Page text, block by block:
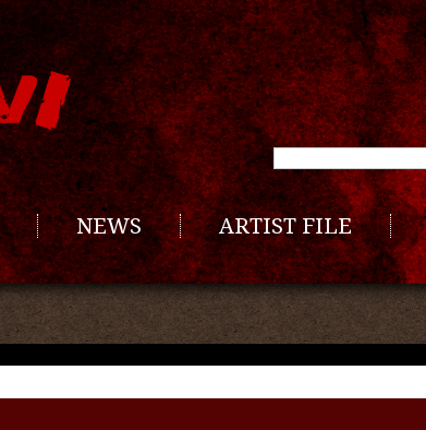
NEWS ARTIST FILE